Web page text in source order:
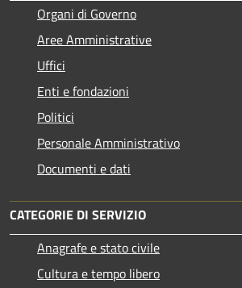
Organi di Governo
Aree Amministrative
Uffici
Enti e fondazioni
Politici
Personale Amministrativo
Documenti e dati
CATEGORIE DI SERVIZIO
Anagrafe e stato civile
Cultura e tempo libero